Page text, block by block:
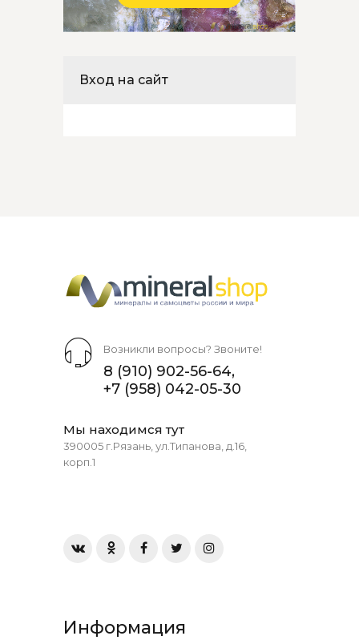
Вход на сайт
Возникли вопросы? Звоните!
8 (910) 902-56-64,
+7 (958) 042-05-30
Мы находимся тут
390005 г.Рязань, ул.Типанова, д.16,
корп.1
Информация